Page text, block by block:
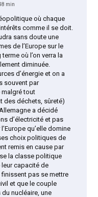
min
où chaque
comme il se doit.
sans doute une
de l’Europe sur le
où l’on verra la
diminuée.
d’énergie et on a
souvent par
malgré tout
des déchets, sûreté)
a décidé
d’électricité et pas
qu’elle domine
choix politiques de
remis en cause par
la classe politique
capacité de
pas se mettre
et que le couple
nucléaire, une